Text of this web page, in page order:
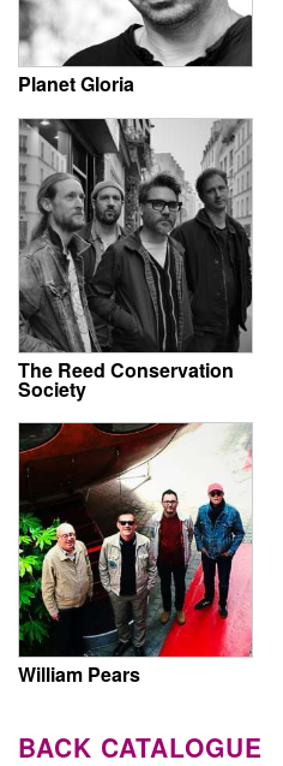
Planet Gloria
The Reed Conservation
Society
William Pears
BACK CATALOGUE